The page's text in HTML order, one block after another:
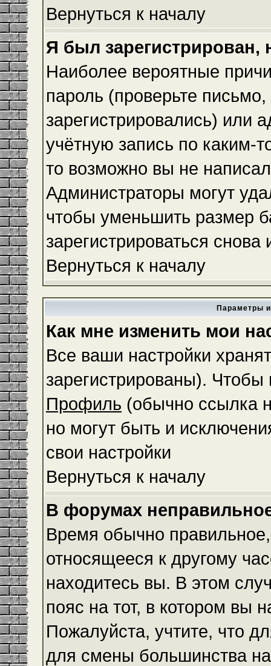
Вернуться к началу
Я был зарегистрирован,
Наиболее вероятные
пароль (проверьте
зарегистрировались) или
учётную запись по каким-
то возможно вы не
Администраторы могут
чтобы уменьшить размер
зарегистрироваться
Вернуться к началу
Параметры
Как мне изменить мои
Все ваши настройки
зарегистрированы). Чтобы
Профиль (обычно ссылка
но могут быть и
свои настройки
Вернуться к началу
В форумах
Время обычно
относящееся к другому
находитесь вы. В этом
пояс на тот, в котором вы
Пожалуйста, учтите, что
для смены большинства